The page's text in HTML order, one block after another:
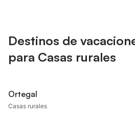
Destinos de
para Casas rurales
Ortegal
Casas rurales